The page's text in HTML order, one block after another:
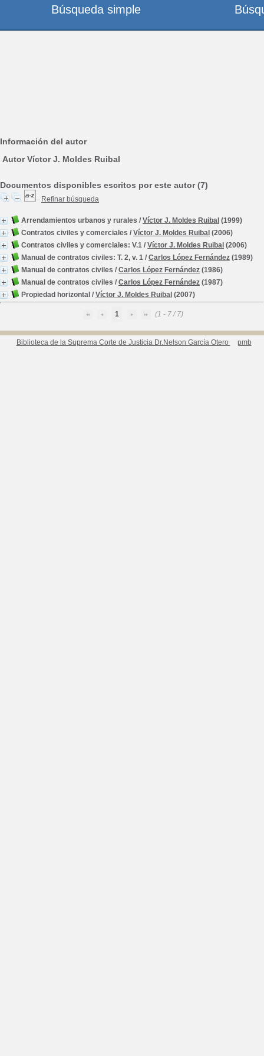
Información del autor
Autor Víctor J. Moldes Ruibal
Documentos disponibles escritos por este autor (7)
Refinar búsqueda
Arrendamientos urbanos y rurales / Víctor J. Moldes Ruibal (1999)
Contratos civiles y comerciales / Víctor J. Moldes Ruibal (2006)
Contratos civiles y comerciales: V.1 / Víctor J. Moldes Ruibal (2006)
Manual de contratos civiles: T. 2, v. 1 / Carlos López Fernández (1989)
Manual de contratos civiles / Carlos López Fernández (1986)
Manual de contratos civiles / Carlos López Fernández (1987)
Propiedad horizontal / Víctor J. Moldes Ruibal (2007)
1 (1 - 7 / 7)
Biblioteca de la Suprema Corte de Justicia Dr.Nelson García Otero pmb
Búsqueda simple